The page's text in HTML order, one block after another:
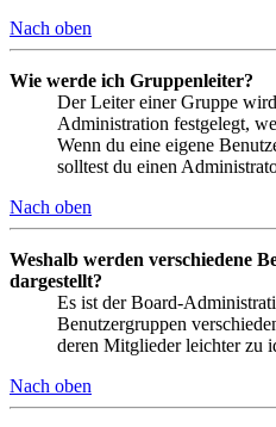
Nach oben
Wie werde ich Gruppenleiter?
Der Leiter einer Gruppe
Administration festgelegt,
Wenn du eine eigene
solltest du einen
Nach oben
Weshalb werden verschiedene
dargestellt?
Es ist der Board-
Benutzergruppen
deren Mitglieder leichter zu
Nach oben